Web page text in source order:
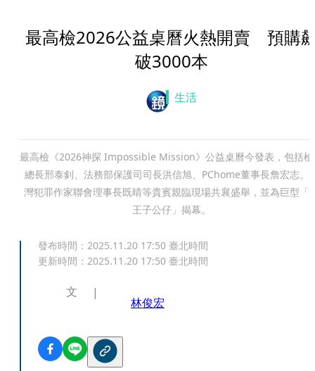
最高檢2026公益桌曆火熱開賣 預購
破3000本
生活
最高檢《2026神探 Impossible Mission》公益桌曆今發表，包括
總長邢泰釗、法務部保護司司長洪信旭、PChome董事長詹宏志、
灣犯罪作家聯會理事長既晴等貴賓親臨現場共襄盛舉，並為巨型「
王子公仔」揭幕。
發布時間： 2025.11.20 17:50 臺北時間
更新時間： 2025.11.20 17:50 臺北時間
文
林俊宏